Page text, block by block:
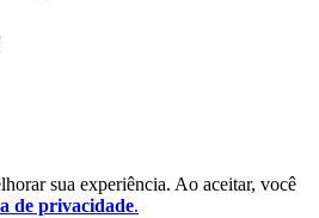
sua experiência. Ao aceitar, você
de privacidade.